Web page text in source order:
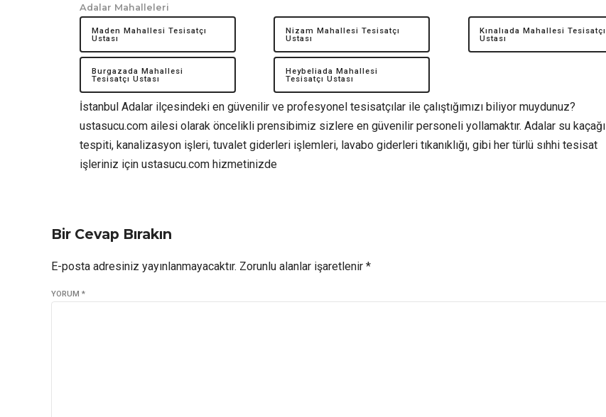
Adalar Mahalleleri
Maden Mahallesi Tesisatçı
Ustası
Nizam Mahallesi Tesisatçı
Ustası
Kınalıada Mahallesi Tesisatçı
Ustası
Burgazada Mahallesi
Tesisatçı Ustası
Heybeliada Mahallesi
Tesisatçı Ustası
İstanbul Adalar ilçesindeki en güvenilir ve profesyonel tesisatçılar ile çalıştığımızı biliyor muydunuz?
ustasucu.com ailesi olarak öncelikli prensibimiz sizlere en güvenilir personeli yollamaktır. Adalar su kaçağı
tespiti, kanalizasyon işleri, tuvalet giderleri işlemleri, lavabo giderleri tıkanıklığı, gibi her türlü sıhhi tesisat
işleriniz için ustasucu.com hizmetinizde
Bir Cevap Bırakın
E-posta adresiniz yayınlanmayacaktır. Zorunlu alanlar işaretlenir *
YORUM *